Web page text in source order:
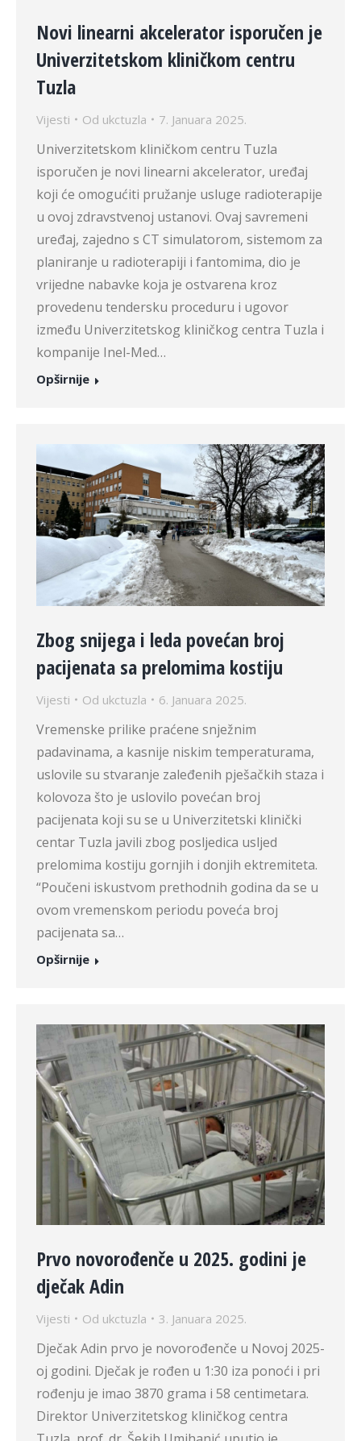
Novi linearni akcelerator isporučen je
Univerzitetskom kliničkom centru
Tuzla
Vijesti Od ukctuzla 7. Januara 2025.
Univerzitetskom kliničkom centru Tuzla
isporučen je novi linearni akcelerator, uređaj
koji će omogućiti pružanje usluge radioterapije
u ovoj zdravstvenoj ustanovi. Ovaj savremeni
uređaj, zajedno s CT simulatorom, sistemom za
planiranje u radioterapiji i fantomima, dio je
vrijedne nabavke koja je ostvarena kroz
provedenu tendersku proceduru i ugovor
između Univerzitetskog kliničkog centra Tuzla i
kompanije Inel-Med…
Opširnije
Zbog snijega i leda povećan broj
pacijenata sa prelomima kostiju
Vijesti Od ukctuzla 6. Januara 2025.
Vremenske prilike praćene snježnim
padavinama, a kasnije niskim temperaturama,
uslovile su stvaranje zaleđenih pješačkih staza i
kolovoza što je uslovilo povećan broj
pacijenata koji su se u Univerzitetski klinički
centar Tuzla javili zbog posljedica usljed
prelomima kostiju gornjih i donjih ektremiteta.
“Poučeni iskustvom prethodnih godina da se u
ovom vremenskom periodu poveća broj
pacijenata sa…
Opširnije
Prvo novorođenče u 2025. godini je
dječak Adin
Vijesti Od ukctuzla 3. Januara 2025.
Dječak Adin prvo je novorođenče u Novoj 2025-
oj godini. Dječak je rođen u 1:30 iza ponoći i pri
rođenju je imao 3870 grama i 58 centimetara.
Direktor Univerzitetskog kliničkog centra